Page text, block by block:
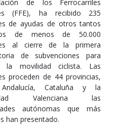
de los Ferrocarriles
(FFE), ha recibido 235
de ayudas de otros tantos
de menos de 50.000
al cierre de la primera
de subvenciones para
la movilidad ciclista. Las
proceden de 44 provincias,
Cataluña y la
Valenciana las
autónomas que más
han presentado.